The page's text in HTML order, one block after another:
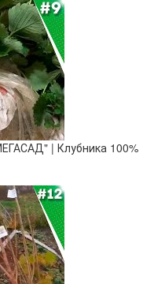
| Клубника 100%